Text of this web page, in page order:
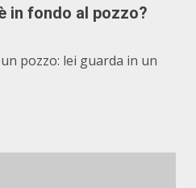
in fondo al pozzo?
pozzo: lei guarda in un